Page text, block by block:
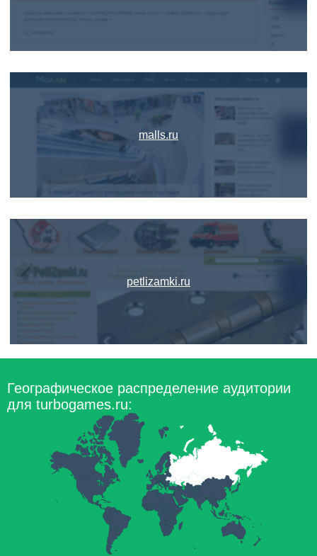
malls.ru
petlizamki.ru
Географическое распределение аудитории
для turbogames.ru: